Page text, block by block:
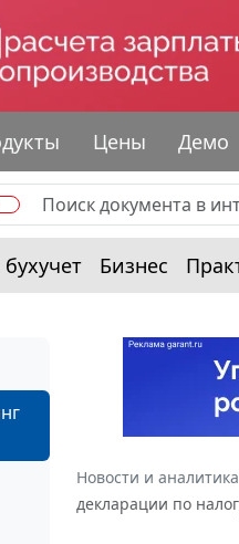
Цены Демо
Бизнес
Новости и аналитика
декларации по